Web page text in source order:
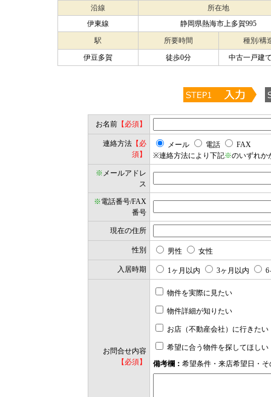
沿線
所在地
伊東線
静岡県熱海市上多賀995
駅
所要時間
種別/構
伊豆多賀
徒歩0分 中古一戸建
お名前【必須】
連絡方法【必
須】
メール 電話
FAX
※連絡方法により下記※のいずれか
※ メールアドレ
ス
※電話番号/FAX
番号
現在の住所
性別 男性 女性
入居時期 1ヶ月以内 3ヶ月以内 6
お問合せ内容
【必須】
物件を実際に見たい
物件詳細が知りたい
お店（不動産会社）に行きたい
希望に合う物件を探してほしい
備考欄： 希望条件・来店希望日・